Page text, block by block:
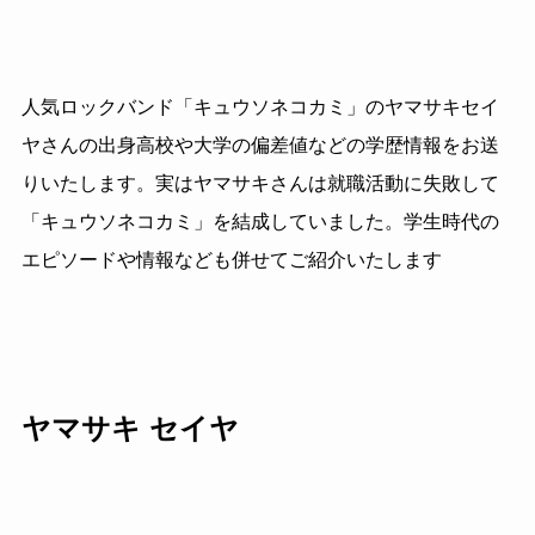
人気ロックバンド「キュウソネコカミ」のヤマサキセイ
ヤさんの出身高校や大学の偏差値などの学歴情報をお送
りいたします。実はヤマサキさんは就職活動に失敗して
「キュウソネコカミ」を結成していました。学生時代の
エピソードや情報なども併せてご紹介いたします
ヤマサキ セイヤ